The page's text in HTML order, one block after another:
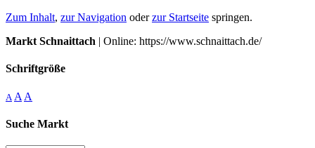
Zum Inhalt, zur Navigation oderzur Startseite springen.
Markt Schnaittach | Online: https://www.schnaittach.de/
Schriftgröße
A A A
Suche Markt